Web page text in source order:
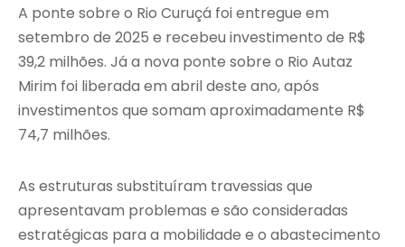
A ponte sobre o Rio Curuçá foi entregue em
setembro de 2025 e recebeu investimento de R$
39,2 milhões. Já a nova ponte sobre o Rio Autaz
Mirim foi liberada em abril deste ano, após
investimentos que somam aproximadamente R$
74,7 milhões.
As estruturas substituíram travessias que
apresentavam problemas e são consideradas
estratégicas para a mobilidade e o abastecimento